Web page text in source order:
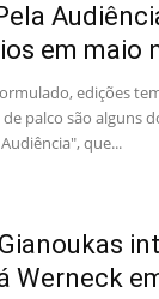
em maio
edições
palco são alguns
que...
Werneck